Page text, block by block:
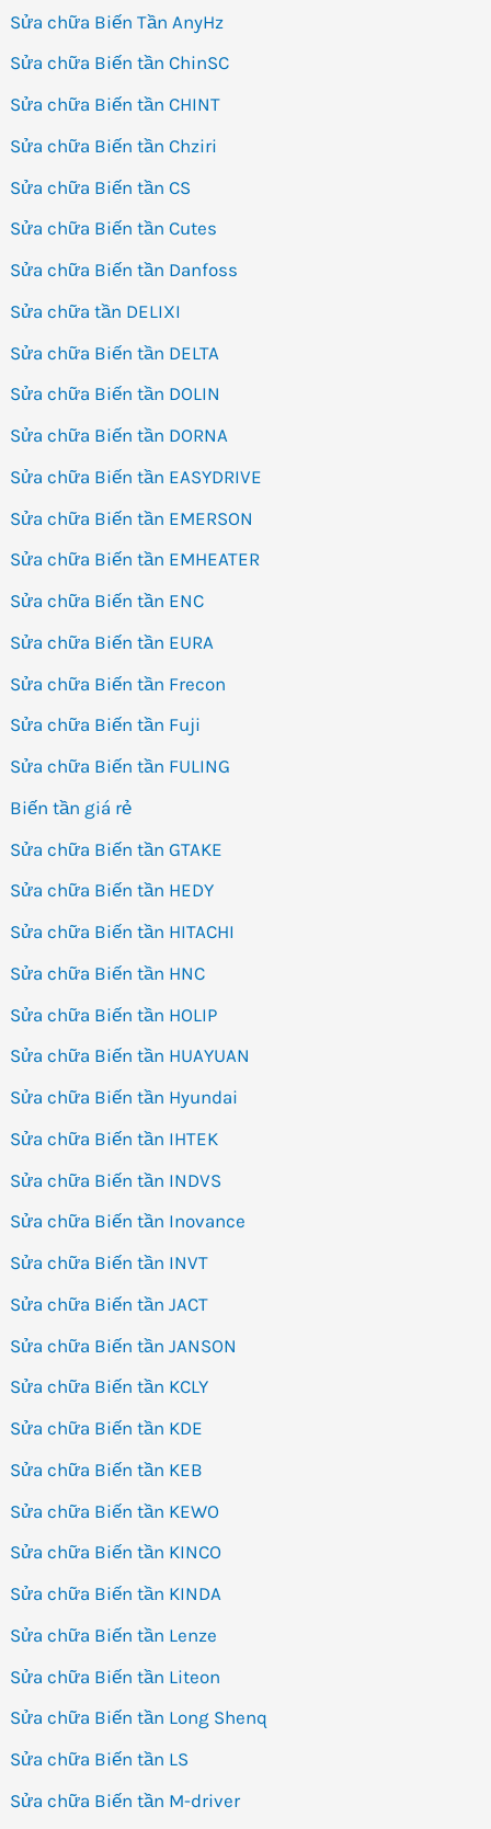
Sửa chữa Biến Tần AnyHz
Sửa chữa Biến tần ChinSC
Sửa chữa Biến tần CHINT
Sửa chữa Biến tần Chziri
Sửa chữa Biến tần CS
Sửa chữa Biến tần Cutes
Sửa chữa Biến tần Danfoss
Sửa chữa tần DELIXI
Sửa chữa Biến tần DELTA
Sửa chữa Biến tần DOLIN
Sửa chữa Biến tần DORNA
Sửa chữa Biến tần EASYDRIVE
Sửa chữa Biến tần EMERSON
Sửa chữa Biến tần EMHEATER
Sửa chữa Biến tần ENC
Sửa chữa Biến tần EURA
Sửa chữa Biến tần Frecon
Sửa chữa Biến tần Fuji
Sửa chữa Biến tần FULING
Biến tần giá rẻ
Sửa chữa Biến tần GTAKE
Sửa chữa Biến tần HEDY
Sửa chữa Biến tần HITACHI
Sửa chữa Biến tần HNC
Sửa chữa Biến tần HOLIP
Sửa chữa Biến tần HUAYUAN
Sửa chữa Biến tần Hyundai
Sửa chữa Biến tần IHTEK
Sửa chữa Biến tần INDVS
Sửa chữa Biến tần Inovance
Sửa chữa Biến tần INVT
Sửa chữa Biến tần JACT
Sửa chữa Biến tần JANSON
Sửa chữa Biến tần KCLY
Sửa chữa Biến tần KDE
Sửa chữa Biến tần KEB
Sửa chữa Biến tần KEWO
Sửa chữa Biến tần KINCO
Sửa chữa Biến tần KINDA
Sửa chữa Biến tần Lenze
Sửa chữa Biến tần Liteon
Sửa chữa Biến tần Long Shenq
Sửa chữa Biến tần LS
Sửa chữa Biến tần M-driver